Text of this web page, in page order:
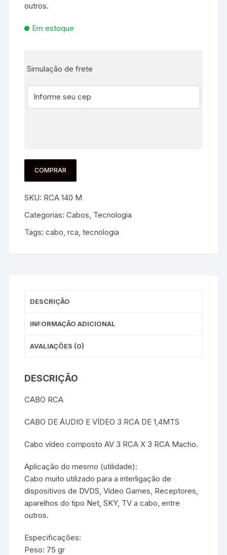
outros.
Em estoque
Simulação de frete
COMPRAR
SKU: RCA 140 M
Categorias:Cabos Tecnologia
Tags:cabo ,rca ,tecnologia
DESCRIÇÃO
INFORMAÇÃO ADICIONAL
AVALIAÇÕES (0)
DESCRIÇÃO
CABO RCA
CABO DE ÁUDIO E VÍDEO 3 RCA DE 1,4MTS
Cabo vídeo composto AV 3 RCA X 3 RCA Macho.
Aplicação do mesmo (utilidade):
Cabo muito utilizado para a interligação de
dispositivos de DVDS, Vídeo Games, Receptores,
aparelhos do tipo Net, SKY, TV a cabo, entre
outros.
Especificações:
Peso: 75 gr